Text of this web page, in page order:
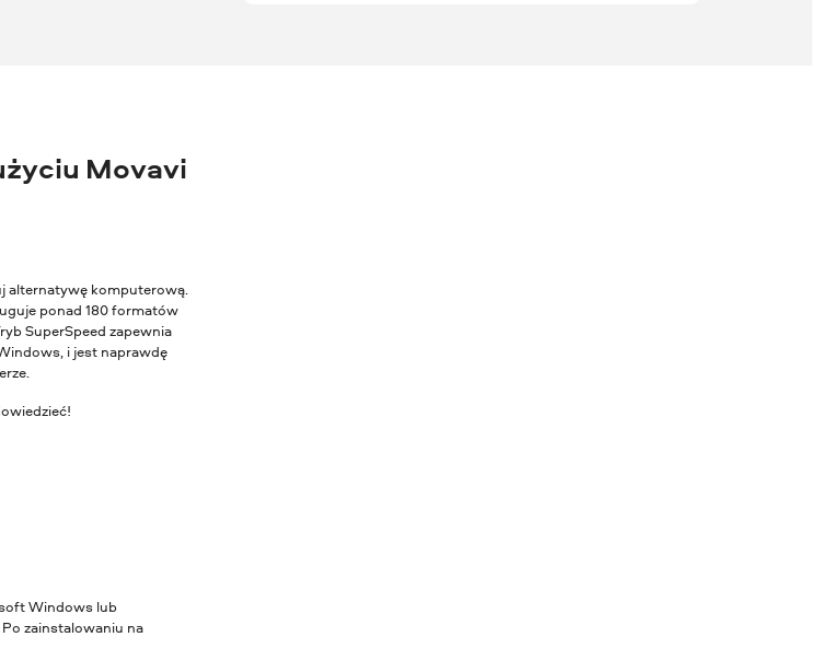
Movavi
alternatywę komputerową.
ponad 180 formatów
SuperSpeed zapewnia
i jest naprawdę
Windows lub
zainstalowaniu na